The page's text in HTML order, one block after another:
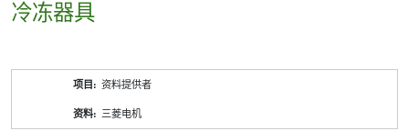
冷冻器具
资料提供者
三菱电机